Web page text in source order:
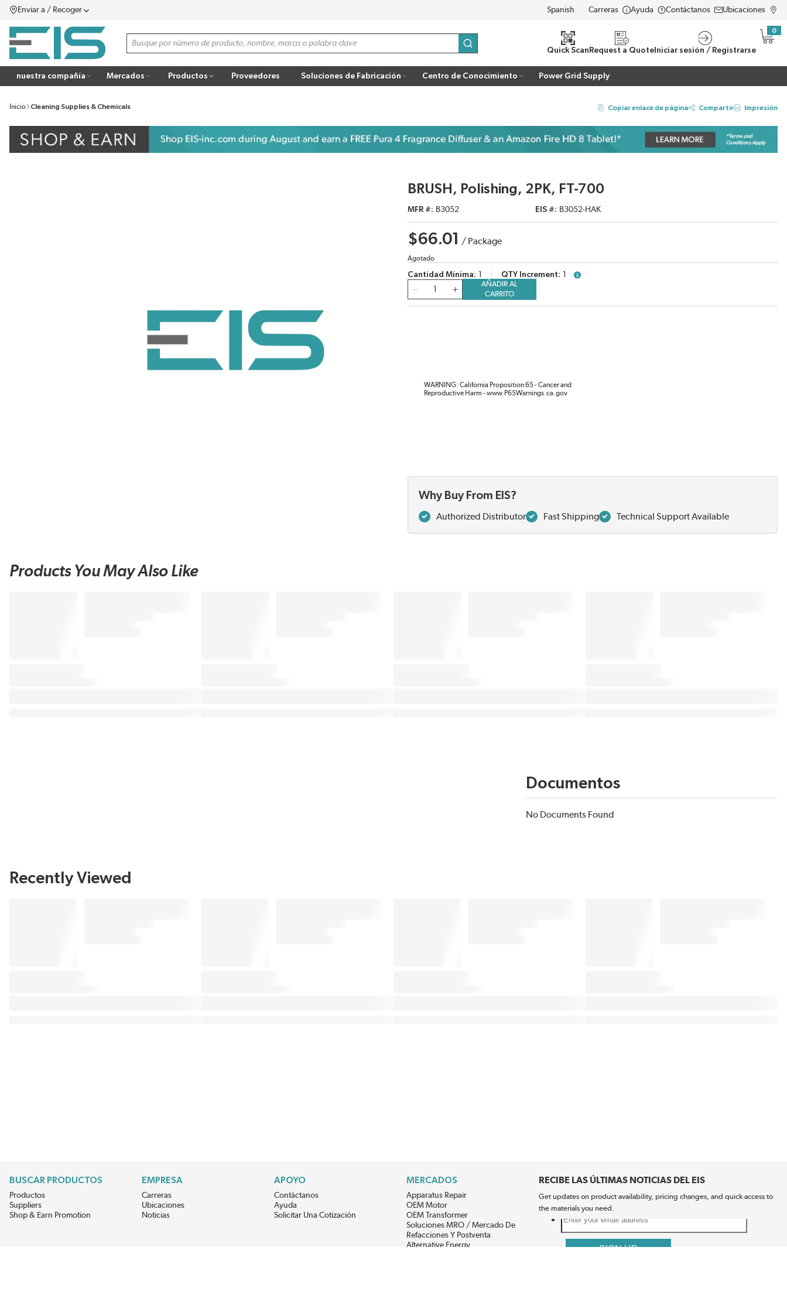
SALTAR AL CONTENIDO PRINCIPAL
Enviar a / Recoger
menú LANGUAGE
Carreras Ayuda Contáctanos Ubicaciones
Búsqueda de sitio
enviar búsqueda
Quick Scan Request a Quote Iniciar sesión / Registrarse
0
{0}
nuestra compañía Mercados Productos
more info Proveedores Soluciones de Fabricación Centro de Conocimiento Power Grid Supply
Inicio Cleaning Supplies & Chemicals Copiar enlace de página Compartir Impresión
BRUSH, Polishing, 2PK, FT-700
MFR # B3052 EIS # B3052-HAK
$66.01 / Package
Agotado
Cantidad Mínima QTY Increment
more info
Cantidad
AÑADIR AL
CARRITO
WARNING: California Proposition 65 - Cancer and
Reproductive Harm - www.P65Warnings.ca.gov
Why Buy From EIS?
Authorized Distributor Fast Shipping Technical Support Available
Products You May Also Like
Documentos
No Documents Found
Recently Viewed
BUSCAR PRODUCTOS
Productos
Suppliers
Shop & Earn Promotion
EMPRESA
Carreras
Ubicaciones
Noticias
APOYO
Contáctanos
Ayuda
Solicitar Una Cotización
MERCADOS
Apparatus Repair
OEM Motor
OEM Transformer
Soluciones MRO / Mercado De
Refacciones Y Postventa
Alternative Energy
RECIBE LAS ÚLTIMAS NOTICIAS DEL EIS
Get updates on product availability, pricing changes, and quick access to
the materials you need.